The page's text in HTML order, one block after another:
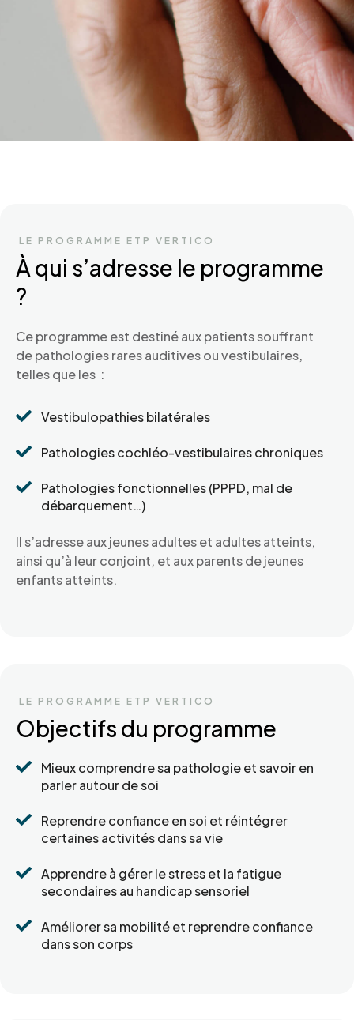
LE PROGRAMME ETP VERTICO
À qui s’adresse le programme
?
Ce programme est destiné aux patients souffrant
de pathologies rares auditives ou vestibulaires,
telles que les :
 Vestibulopathies bilatérales
 Pathologies cochléo-vestibulaires chroniques

Pathologies fonctionnelles (PPPD, mal de
débarquement…)
Il s’adresse aux jeunes adultes et adultes atteints,
ainsi qu’à leur conjoint, et aux parents de jeunes
enfants atteints.
LE PROGRAMME ETP VERTICO
Objectifs du programme

Mieux comprendre sa pathologie et savoir en
parler autour de soi

Reprendre confiance en soi et réintégrer
certaines activités dans sa vie
 Apprendre à gérer le stress et la fatigue
secondaires au handicap sensoriel
 Améliorer sa mobilité et reprendre confiance
dans son corps